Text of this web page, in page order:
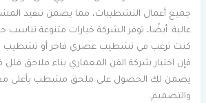
جميع أعمال التشطيبات، مما يضمن تنفيذ
عالية. أيضًا، توفر الشركة خيارات متنوعة تناسب
كنت ترغب في تشطيب عصري فاخر أو تشطيب
فإن اختيار شركة الفن المعماري بناء ملاحق
يضمن لك الحصول على ملحق مشطب بأعلى
والتصميم.